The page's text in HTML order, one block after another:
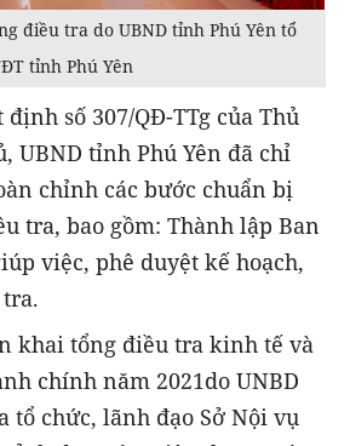
điều tra do UBND tỉnh Phú Yên tổ
tỉnh Phú Yên
số 307/QĐ-TTg của Thủ
UBND tỉnh Phú Yên đã chỉ
chỉnh các bước chuẩn bị
tra, bao gồm: Thành lập Ban
việc, phê duyệt kế hoạch,
khai tổng điều tra kinh tế và
chính năm 2021do UNBD
tổ chức, lãnh đạo Sở Nội vụ